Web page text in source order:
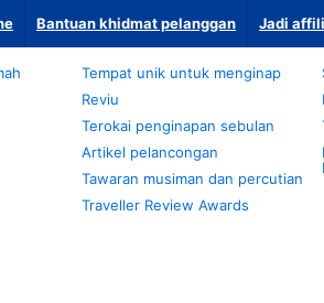
Bantuan khidmat pelanggan Jadi
Tempat unik untuk menginap
Reviu
Terokai penginapan sebulan
Artikel pelancongan
Tawaran musiman dan percutian
Traveller Review Awards